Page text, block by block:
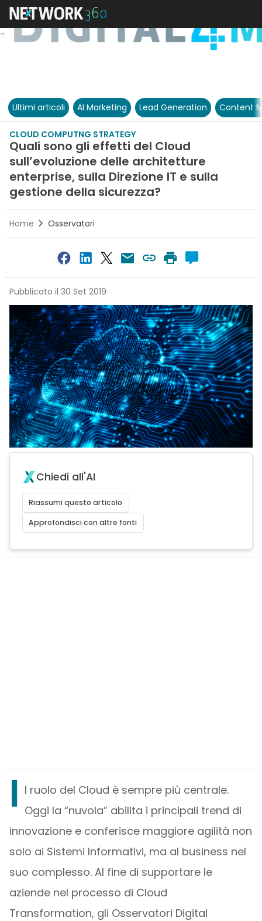
Ultimi articoli AI Marketing Lead Generation Content
CLOUD COMPUTNG STRATEGY
Quali sono gli effetti del Cloud
sull’evoluzione delle architetture
enterprise, sulla Direzione IT e sulla
gestione della sicurezza?
Home Osservatori
Pubblicato il 30 Set 2019
Chiedi all'AI
Riassumi questo articolo
Approfondisci con altre fonti
I l ruolo del Cloud è sempre più centrale.
Oggi la “nuvola” abilita i principali trend di
innovazione e conferisce maggiore agilità non
solo ai Sistemi Informativi, ma al business nel
suo complesso. Al fine di supportare le
aziende nel processo di Cloud
Transformation, gli Osservatori Digital